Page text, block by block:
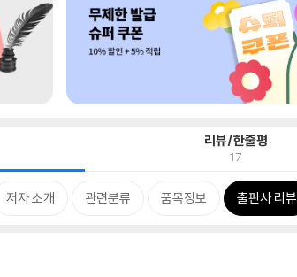
리뷰/한줄평
17
저자 소개 관련분류 품목정보 출판사 리뷰